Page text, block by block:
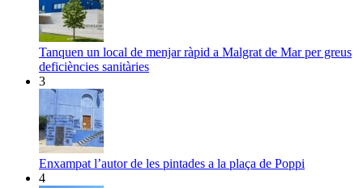
Tanquen un local de menjar ràpid a Malgrat de Mar per greus
deficiències sanitàries
3
Enxampat l’autor de les pintades a la plaça de Poppi
4